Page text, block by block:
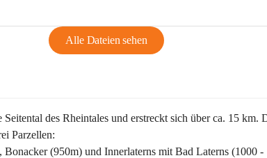
Alle Dateien sehen
Seitental des Rheintales und erstreckt sich über ca. 15 km.
Parzellen:
Bonacker (950m) und Innerlaterns mit Bad Laterns (1000 -